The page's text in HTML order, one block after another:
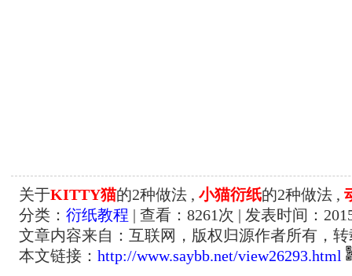
关于KITTY猫的2种做法 , 小猫衍纸的2种做法 ,
分类： 衍纸教程 | 查看： 8261次 | 发表时间：
文章内容来自：互联网，版权归源作者所有，
本文链接： http://www.saybb.net/view26293.html